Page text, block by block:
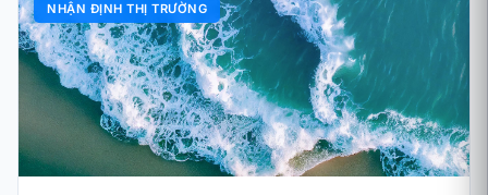
NHẬN ĐỊNH THỊ TRƯỜNG